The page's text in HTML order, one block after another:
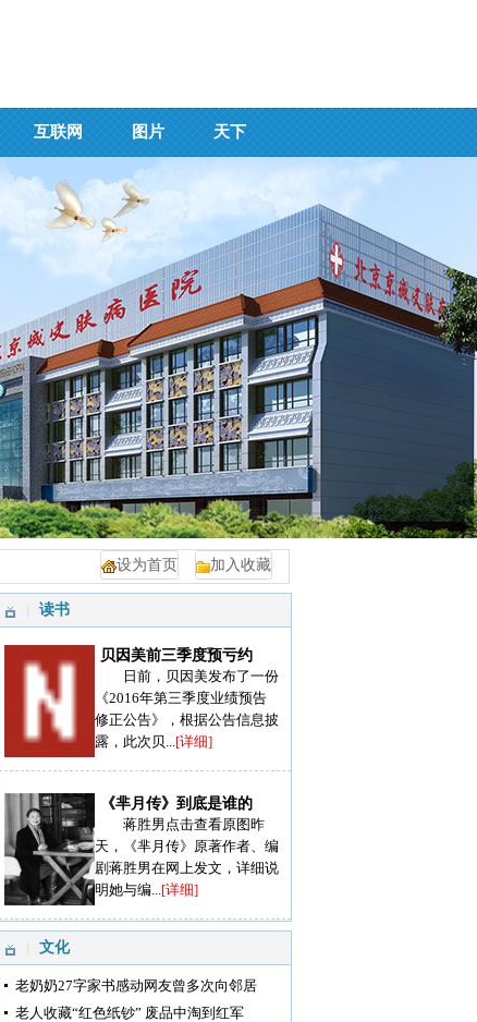
互联网 图片 天下
加入收藏
设为首页
读书
贝因美前三季度预亏约
日前，贝因美发布了一份
《2016年第三季度业绩预告
修正公告》，根据公告信息披
露，此次贝...[详细]
《芈月传》到底是谁的
蒋胜男点击查看原图昨
天，《芈月传》原著作者、编
剧蒋胜男在网上发文，详细说
明她与编...[详细]
文化
老奶奶27字家书感动网友曾多次向邻居
老人收藏“红色纸钞” 废品中淘到红军